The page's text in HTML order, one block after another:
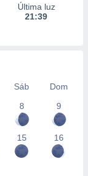
Última luz
21:39
Sáb
Dom
8
9
15 16